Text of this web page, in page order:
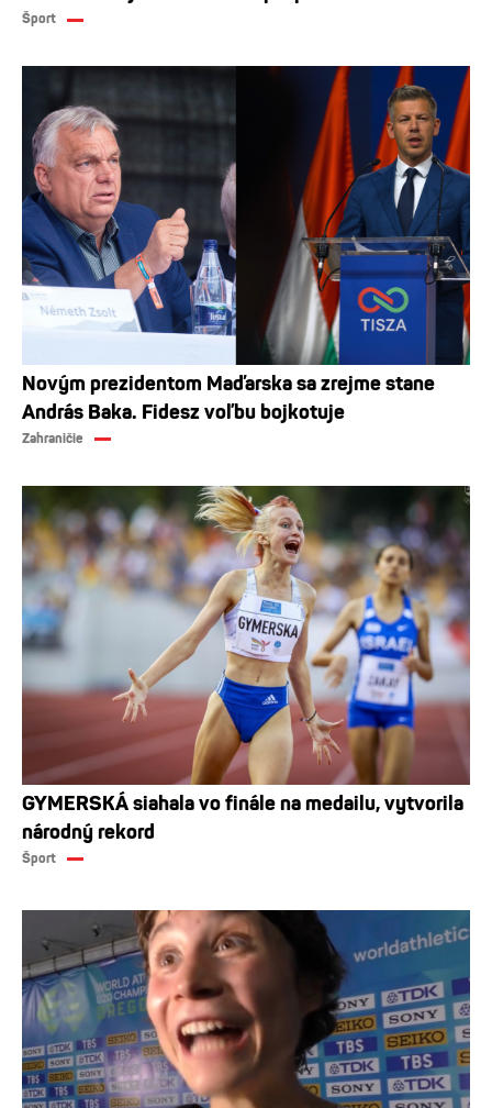
Šport
Novým prezidentom Maďarska sa zrejme stane
András Baka. Fidesz voľbu bojkotuje
Zahraničie
GYMERSKÁ siahala vo finále na medailu, vytvorila
národný rekord
Šport